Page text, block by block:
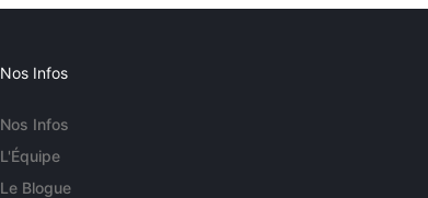
Nos Infos
Nos Infos
L'Équipe
Le Blogue